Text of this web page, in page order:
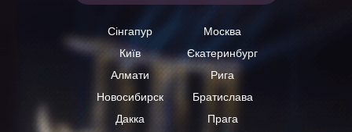
Сінгапур
Москва
Київ
Єкатеринбург
Алмати
Рига
Новосибирск
Братислава
Дакка
Прага